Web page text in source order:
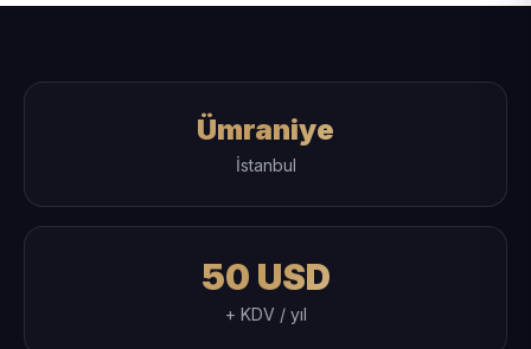
Ümraniye
İstanbul
50 USD
+ KDV / yıl